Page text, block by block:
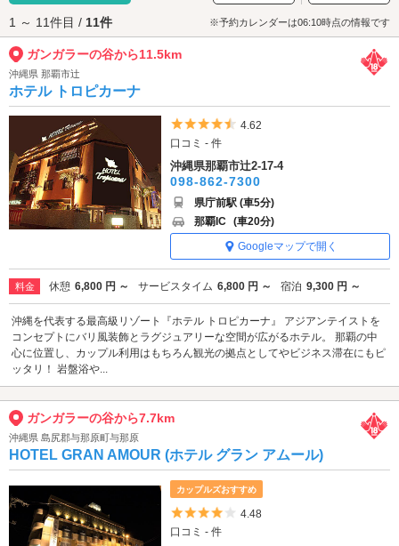
1 ～ 11件目 / 11件 ※予約カレンダーは06:10時点の情報です
ガンガラーの谷から11.5km
沖縄県 那覇市辻
ホテル トロピカーナ
5つ星のうち4.5
4.62
口コミ - 件
沖縄県那覇市辻2-17-4
098-862-7300
県庁前駅 (車5分)
那覇IC (車20分)
Googleマップで開く
料金 休憩 6,800 円 ～ サービスタイム 6,800 円 ～ 宿泊 9,300 円 ～
沖縄を代表する最高級リゾート『ホテル トロピカーナ』 アジアンテイストを
コンセプトにバリ風装飾とラグジュアリーな空間が広がるホテル。 那覇の中
心に位置し、カップル利用はもちろん観光の拠点としてやビジネス滞在にもピ
ッタリ！ 岩盤浴や...
ガンガラーの谷から7.7km
沖縄県 島尻郡与那原町与那原
HOTEL GRAN AMOUR (ホテル グラン アムール)
カップルズおすすめ
5つ星のうち4
4.48
口コミ - 件